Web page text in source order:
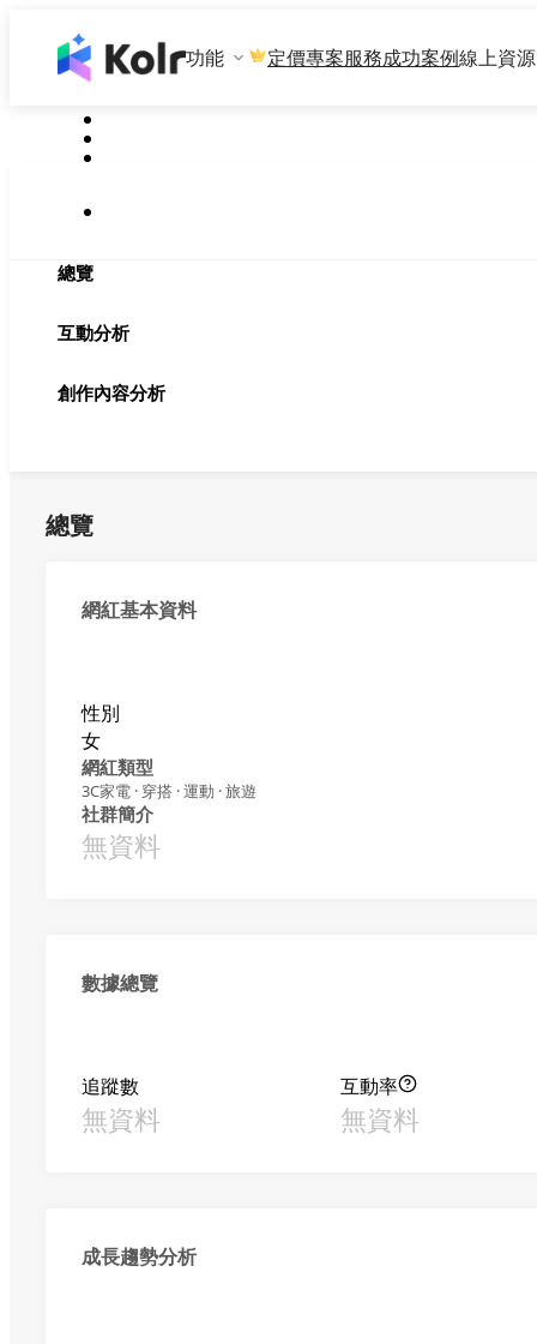
功能 定價專案服務成功案例線上資源
總覽
互動分析
創作內容分析
總覽
網紅基本資料
性別
女
網紅類型
3C家電 · 穿搭 · 運動 · 旅遊
社群簡介
無資料
數據總覽
追蹤數
無資料
互動率
無資料
成長趨勢分析